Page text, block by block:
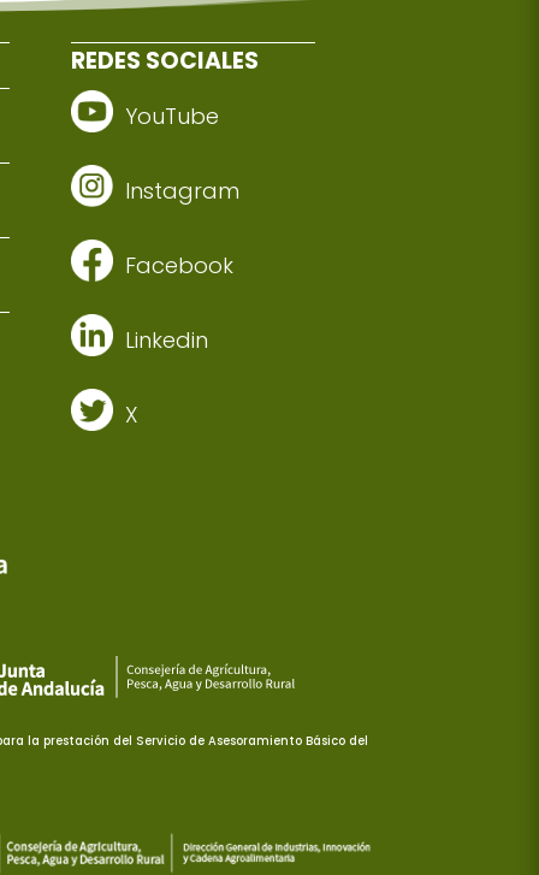
REDES SOCIALES
YouTube
Instagram
Facebook
Linkedin
X
la prestación del Servicio de Asesoramiento Básico del